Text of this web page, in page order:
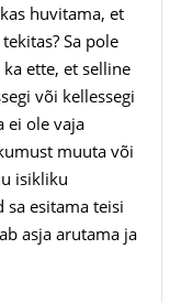
huvitama, et
Sa pole
ette, et selline
või kellessegi
ei ole vaja
muuta või
isikliku
sa esitama teisi
asja arutama ja